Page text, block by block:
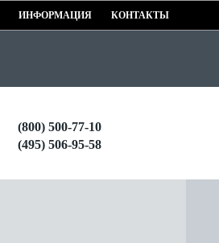
ИНФОРМАЦИЯ КОНТАКТЫ
(800) 500-77-10
(495) 506-95-58